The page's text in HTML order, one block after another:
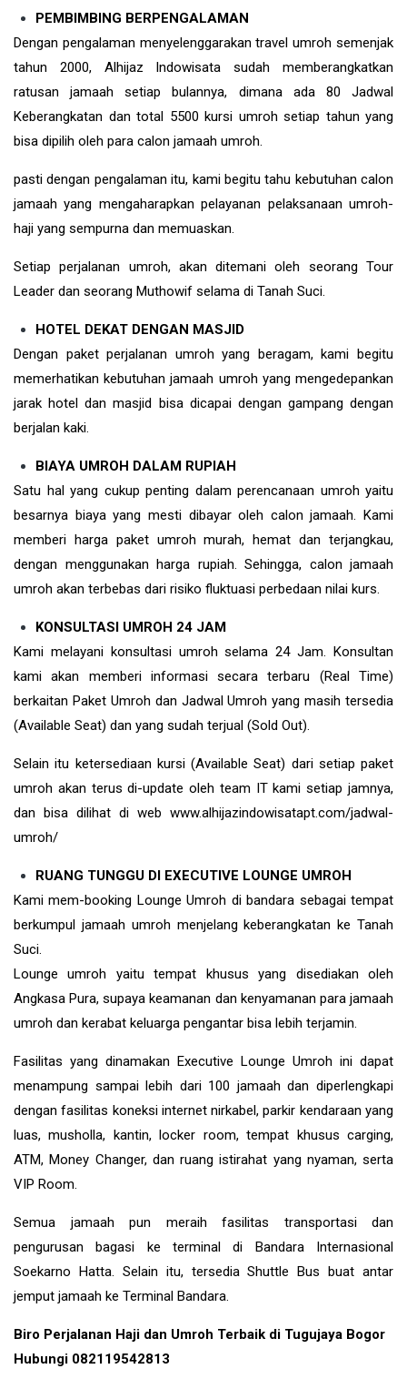
PEMBIMBING BERPENGALAMAN
Dengan pengalaman menyelenggarakan travel umroh semenjak
tahun 2000, Alhijaz Indowisata sudah memberangkatkan
ratusan jamaah setiap bulannya, dimana ada 80 Jadwal
Keberangkatan dan total 5500 kursi umroh setiap tahun yang
bisa dipilih oleh para calon jamaah umroh.
pasti dengan pengalaman itu, kami begitu tahu kebutuhan calon
jamaah yang mengaharapkan pelayanan pelaksanaan umroh-
haji yang sempurna dan memuaskan.
Setiap perjalanan umroh, akan ditemani oleh seorang Tour
Leader dan seorang Muthowif selama di Tanah Suci.
HOTEL DEKAT DENGAN MASJID
Dengan paket perjalanan umroh yang beragam, kami begitu
memerhatikan kebutuhan jamaah umroh yang mengedepankan
jarak hotel dan masjid bisa dicapai dengan gampang dengan
berjalan kaki.
BIAYA UMROH DALAM RUPIAH
Satu hal yang cukup penting dalam perencanaan umroh yaitu
besarnya biaya yang mesti dibayar oleh calon jamaah. Kami
memberi harga paket umroh murah, hemat dan terjangkau,
dengan menggunakan harga rupiah. Sehingga, calon jamaah
umroh akan terbebas dari risiko fluktuasi perbedaan nilai kurs.
KONSULTASI UMROH 24 JAM
Kami melayani konsultasi umroh selama 24 Jam. Konsultan
kami akan memberi informasi secara terbaru (Real Time)
berkaitan Paket Umroh dan Jadwal Umroh yang masih tersedia
(Available Seat) dan yang sudah terjual (Sold Out).
Selain itu ketersediaan kursi (Available Seat) dari setiap paket
umroh akan terus di-update oleh team IT kami setiap jamnya,
dan bisa dilihat di web www.alhijazindowisatapt.com/jadwal-
umroh/
RUANG TUNGGU DI EXECUTIVE LOUNGE UMROH
Kami mem-booking Lounge Umroh di bandara sebagai tempat
berkumpul jamaah umroh menjelang keberangkatan ke Tanah
Suci.
Lounge umroh yaitu tempat khusus yang disediakan oleh
Angkasa Pura, supaya keamanan dan kenyamanan para jamaah
umroh dan kerabat keluarga pengantar bisa lebih terjamin.
Fasilitas yang dinamakan Executive Lounge Umroh ini dapat
menampung sampai lebih dari 100 jamaah dan diperlengkapi
dengan fasilitas koneksi internet nirkabel, parkir kendaraan yang
luas, musholla, kantin, locker room, tempat khusus carging,
ATM, Money Changer, dan ruang istirahat yang nyaman, serta
VIP Room.
Semua jamaah pun meraih fasilitas transportasi dan
pengurusan bagasi ke terminal di Bandara Internasional
Soekarno Hatta. Selain itu, tersedia Shuttle Bus buat antar
jemput jamaah ke Terminal Bandara.
Biro Perjalanan Haji dan Umroh Terbaik di Tugujaya Bogor
Hubungi 082119542813